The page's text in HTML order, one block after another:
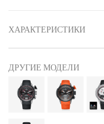
ХАРАКТЕРИСТИКИ
ДРУГИЕ МОДЕЛИ